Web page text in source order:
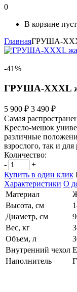
0
В корзине
ГлавнаяГРУША-
-41%
ГРУША-XXXL
5 900 ₽ 3 490 ₽
Самая
Кресло-мешок
различные
взрослого, так и для
Количество:
-
+
Купить в один клик
Характеристики О
Материал
Высота, см
Диаметр, см
Вес, кг
Объем, л
Внутренний чехол
Наполнитель